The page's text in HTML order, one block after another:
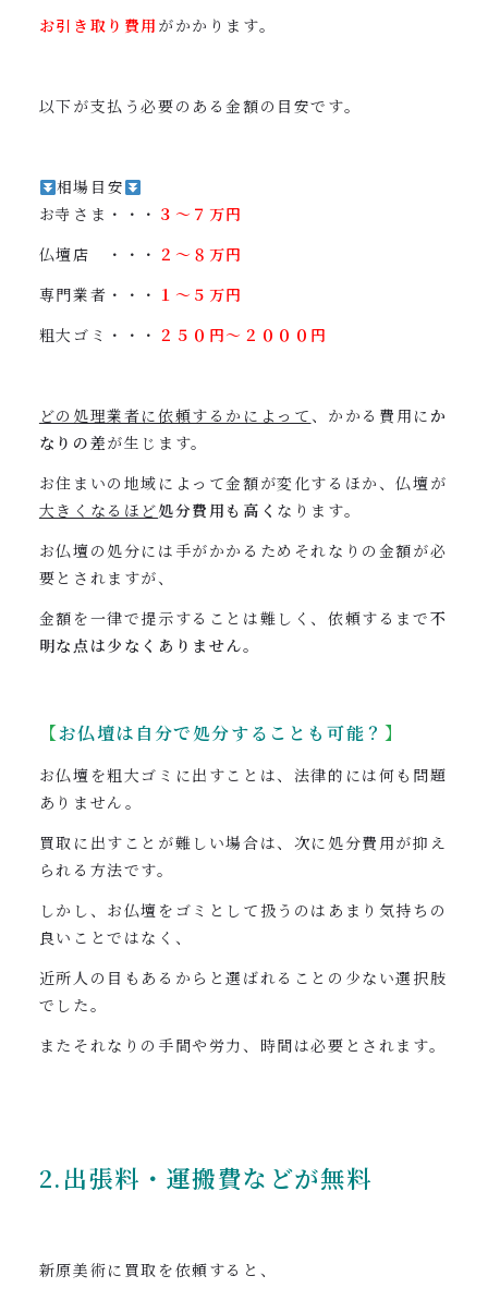
お引き取り費用 がかかります。
以下が支払う必要のある金額の目安です。
相場目安
お寺さま・・・ ３〜７万円
仏壇店 ・・・ ２〜８万円
専門業者・・・ １〜５万円
粗大ゴミ・・・ ２５０円〜２０００円
どの処理業者に依頼するかによって、かかる費用に か
なりの差が生じます。
お住まいの地域によって金額が変化するほか、仏壇が
大きくなるほど処分費用も高く なります。
お仏壇の処分には手がかかるためそれなりの金額が必
要とされますが、
金額を一律で提示することは難しく、依頼するまで不
明な点は少なくありません。
【お仏壇は 自分で処分することも可能？ 】
お仏壇を粗大ゴミに出すことは、法律的には何も問題
ありません。
買取に出すことが難しい場合は、次に処分費用が抑え
られる方法です。
しかし、お仏壇をゴミとして扱うのはあまり気持ちの
良いことではなく、
近所人の目もあるからと選ばれることの少ない選択肢
でした。
またそれなりの手間や労力、時間は必要とされます。
2.出張料・運搬費などが無料
新原美術に買取を依頼すると、